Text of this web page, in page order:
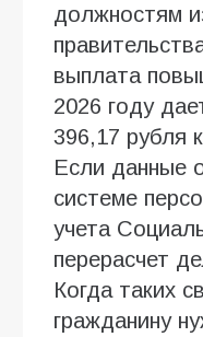
должностям
выплата
2026 году
396,17 рубля
Если данные
системе
учета
перерасчет
Когда таких
гражданину